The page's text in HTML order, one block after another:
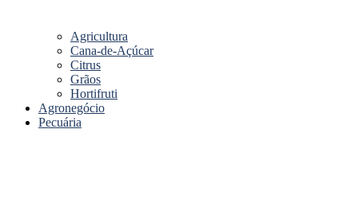
Agricultura
Cana-de-Açúcar
Citrus
Grãos
Hortifruti
Agronegócio
Pecuária